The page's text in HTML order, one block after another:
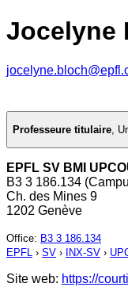
Jocelyne
Professeure titulaire,
EPFL SV BMI
B3 3 186.134
Ch. des Mines 9
1202 Genève
Office: B3 3 186.134
EPFL › SV › INX-SV ›
Site web: https://